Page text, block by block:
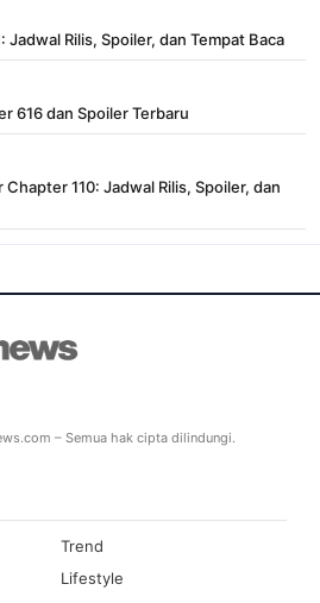
Rilis, Spoiler, dan Tempat Baca
616 dan Spoiler Terbaru
110: Jadwal Rilis, Spoiler, dan
– Semua hak cipta dilindungi.
Trend
Lifestyle